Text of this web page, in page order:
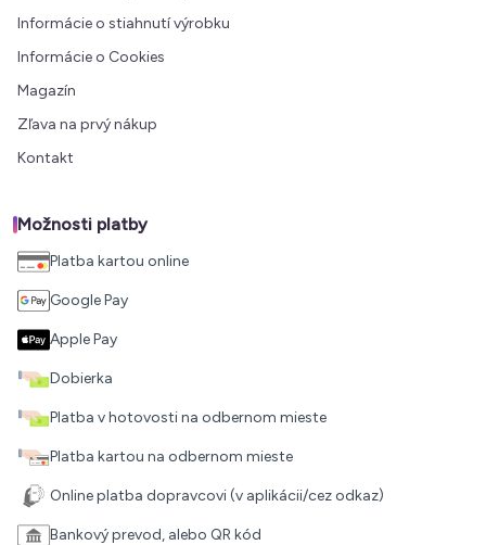
Informácie o stiahnutí výrobku
Informácie o Cookies
Magazín
Zľava na prvý nákup
Kontakt
Možnosti platby
Platba kartou online
Google Pay
Apple Pay
Dobierka
Platba v hotovosti na odbernom mieste
Platba kartou na odbernom mieste
Online platba dopravcovi (v aplikácii/cez odkaz)
Bankový prevod, alebo QR kód